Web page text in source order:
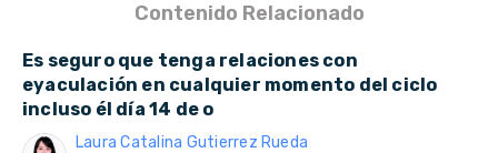
Contenido Relacionado
Es seguro que tenga relaciones con
eyaculación en cualquier momento del ciclo
incluso él día 14 de o
Laura Catalina Gutierrez Rueda